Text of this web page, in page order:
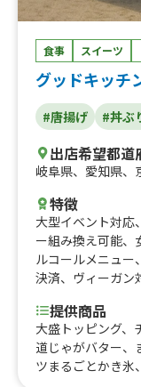
食事 スイーツ
グッドキッチ
#唐揚げ #丼ぶ
出店希望都道
岐阜県、 愛知県、
特徴
大型イベント対応、
ー組み換え可能、
ルコールメニュー、
決済、 ヴィーガン
提供商品
大盛トッピング、
道じゃがバター、
ツまるごとかき氷